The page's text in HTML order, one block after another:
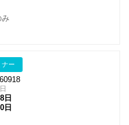
み
ナー
日
日